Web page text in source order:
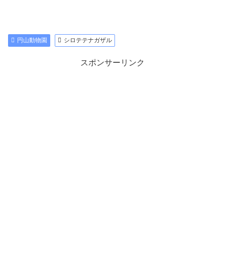
円山動物園 シロテテナガザル
スポンサーリンク